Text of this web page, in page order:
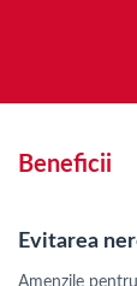
Beneficii
Evitarea
Amenzile